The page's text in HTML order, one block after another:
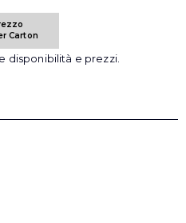
Carton
disponibilità e prezzi.